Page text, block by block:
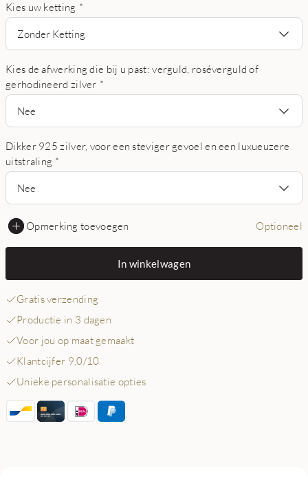
Kies uw ketting *
Zonder Ketting
Kies de afwerking die bij u past: verguld, roséverguld of
gerhodineerd zilver *
Nee
Dikker 925 zilver, voor een steviger gevoel en een luxueuzere
uitstraling *
Nee
Opmerking toevoegen Optioneel
In winkelwagen
Gratis verzending
Productie in 3 dagen
Voor jou op maat gemaakt
Klantcijfer 9,0/10
Unieke personalisatie opties